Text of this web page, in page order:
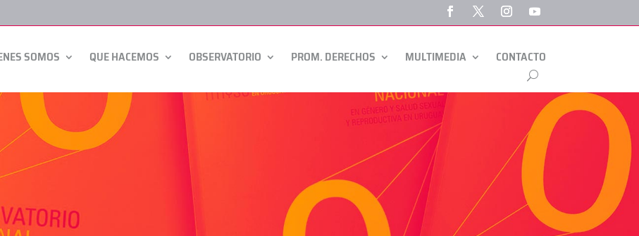
SOMOS QUE HACEMOS OBSERVATORIO PROM. DERECHOS MULTIMEDIA CONTACTO